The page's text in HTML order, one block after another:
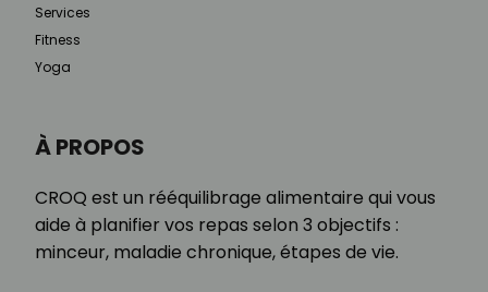
À PROPOS
CROQ est un rééquilibrage alimentaire qui vous
aide à planifier vos repas selon 3 objectifs :
minceur, maladie chronique, étapes de vie.
Services
Fitness
Yoga